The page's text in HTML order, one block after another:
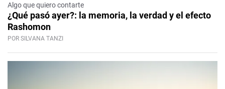
Algo que quiero contarte
¿Qué pasó ayer?: la memoria, la verdad y el efecto
Rashomon
POR SILVANA TANZI